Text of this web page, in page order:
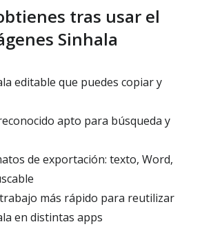
tras usar el
Sinhala
editable que puedes copiar y
apto para búsqueda y
de exportación: texto, Word,
más rápido para reutilizar
en distintas apps